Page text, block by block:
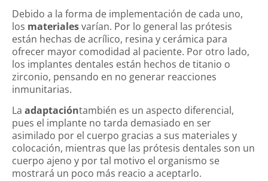
Debido a la forma de implementación de cada uno,
los materialesvarían. Por lo general las prótesis
están hechas de acrílico, resina y cerámica para
ofrecer mayor comodidad al paciente. Por otro lado,
los implantes dentales están hechos de titanio o
zirconio, pensando en no generar reacciones
inmunitarias.
La adaptacióntambién es un aspecto diferencial,
pues el implante no tarda demasiado en ser
asimilado por el cuerpo gracias a sus materiales y
colocación, mientras que las prótesis dentales son un
cuerpo ajeno y por tal motivo el organismo se
mostrará un poco más reacio a aceptarlo.